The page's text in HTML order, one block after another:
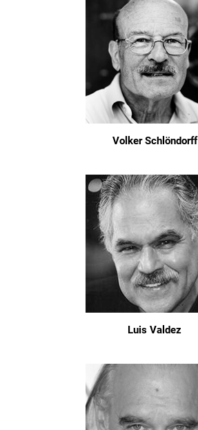
Volker Schlöndorff
Luis Valdez